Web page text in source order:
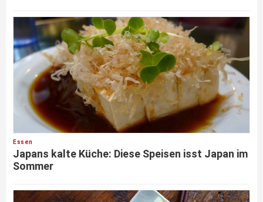
Essen
Japans kalte Küche: Diese Speisen isst Japan im
Sommer